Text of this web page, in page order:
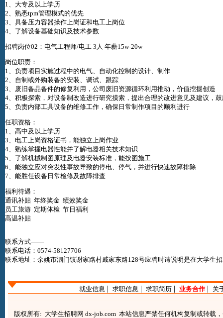
1、大专及以上学历
2、熟悉tpm管理模式的优先
3、具备压力容器操作上岗证和电工上岗位
4、了解设备基础知识及技术参数
招聘岗位02：电气工程师/电工 3人 年薪15w-20w
岗位职责：
1、负责项目实施过程中的电气、自动化控制的设计、制作
2、自制或外购装备的安装、调试、跟踪
3、废旧备品备件的修复利用，公司废旧资源循环利用推动，价值挖掘创造
4、积极探索，对设备制改造进行研究摸索，提出合理的改进意见及建议，
5、负责内部工具设备的维修工作，确保日常制作项目的顺利进行
任职资格：
1、高中及以上学历
3、电工上岗资格证书，能独立上岗作业
4、熟练掌握电器性能并了解电器相关技术知识
5、了解机械制图原理及电器安装标准，能按图施工
6、能独立应对突发性事故导致的停电、停气，并进行快速故障排除
7、能胜任设备日常检修及故障排查
福利待遇：
通讯补贴 年终奖金 绩效奖金
员工旅游 定期体检 节日福利
高温补贴
联系方式——
联系电话：0574-58127706
联系地址：余姚市泗门镇谢家路村戚家东路128号应聘时请说明是在大学生
就业信息 | 求职信息 | 求职简历| 业务合作| 关
版权所有: 大学生招聘网 dx-job.com 本站信息严禁任何机构复制或转载